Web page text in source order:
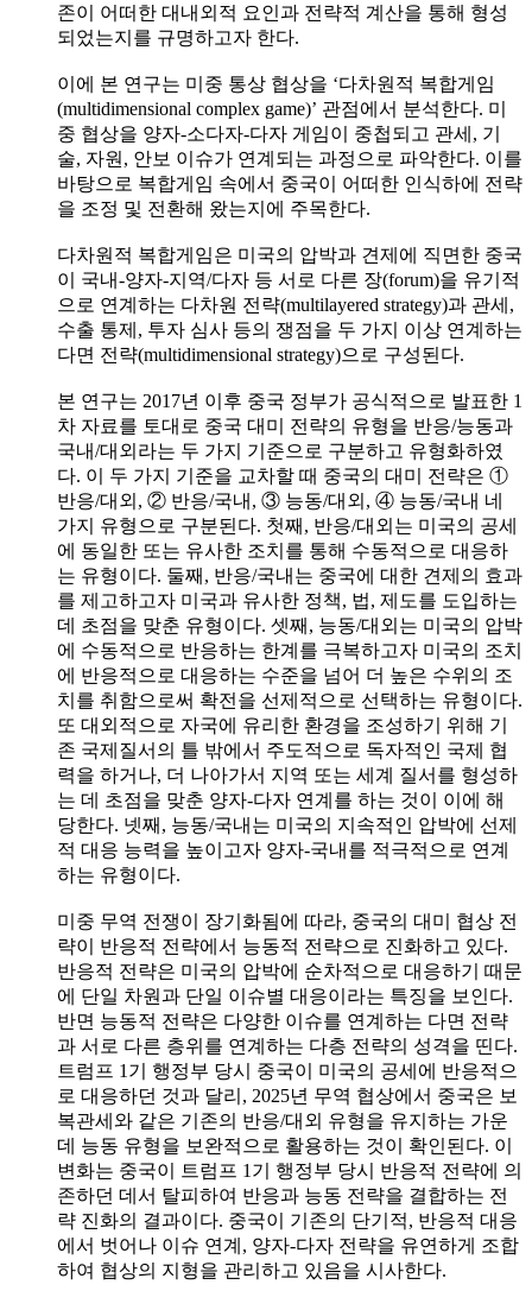
존이 어떠한 대내외적 요인과 전략적 계산을 통해 형성
되었는지를 규명하고자 한다.
이에 본 연구는 미중 통상 협상을 ‘다차원적 복합게임
(multidimensional complex game)’ 관점에서 분석한다. 미
중 협상을 양자-소다자-다자 게임이 중첩되고 관세, 기
술, 자원, 안보 이슈가 연계되는 과정으로 파악한다. 이를
바탕으로 복합게임 속에서 중국이 어떠한 인식하에 전략
을 조정 및 전환해 왔는지에 주목한다.
다차원적 복합게임은 미국의 압박과 견제에 직면한 중국
이 국내-양자-지역/다자 등 서로 다른 장(forum)을 유기적
으로 연계하는 다차원 전략(multilayered strategy)과 관세,
수출 통제, 투자 심사 등의 쟁점을 두 가지 이상 연계하는
다면 전략(multidimensional strategy)으로 구성된다.
본 연구는 2017년 이후 중국 정부가 공식적으로 발표한 1
차 자료를 토대로 중국 대미 전략의 유형을 반응/능동과
국내/대외라는 두 가지 기준으로 구분하고 유형화하였
다. 이 두 가지 기준을 교차할 때 중국의 대미 전략은 ①
반응/대외, ② 반응/국내, ③ 능동/대외, ④ 능동/국내 네
가지 유형으로 구분된다. 첫째, 반응/대외는 미국의 공세
에 동일한 또는 유사한 조치를 통해 수동적으로 대응하
는 유형이다. 둘째, 반응/국내는 중국에 대한 견제의 효과
를 제고하고자 미국과 유사한 정책, 법, 제도를 도입하는
데 초점을 맞춘 유형이다. 셋째, 능동/대외는 미국의 압박
에 수동적으로 반응하는 한계를 극복하고자 미국의 조치
에 반응적으로 대응하는 수준을 넘어 더 높은 수위의 조
치를 취함으로써 확전을 선제적으로 선택하는 유형이다.
또 대외적으로 자국에 유리한 환경을 조성하기 위해 기
존 국제질서의 틀 밖에서 주도적으로 독자적인 국제 협
력을 하거나, 더 나아가서 지역 또는 세계 질서를 형성하
는 데 초점을 맞춘 양자-다자 연계를 하는 것이 이에 해
당한다. 넷째, 능동/국내는 미국의 지속적인 압박에 선제
적 대응 능력을 높이고자 양자-국내를 적극적으로 연계
하는 유형이다.
미중 무역 전쟁이 장기화됨에 따라, 중국의 대미 협상 전
략이 반응적 전략에서 능동적 전략으로 진화하고 있다.
반응적 전략은 미국의 압박에 순차적으로 대응하기 때문
에 단일 차원과 단일 이슈별 대응이라는 특징을 보인다.
반면 능동적 전략은 다양한 이슈를 연계하는 다면 전략
과 서로 다른 층위를 연계하는 다층 전략의 성격을 띤다.
트럼프 1기 행정부 당시 중국이 미국의 공세에 반응적으
로 대응하던 것과 달리, 2025년 무역 협상에서 중국은 보
복관세와 같은 기존의 반응/대외 유형을 유지하는 가운
데 능동 유형을 보완적으로 활용하는 것이 확인된다. 이
변화는 중국이 트럼프 1기 행정부 당시 반응적 전략에 의
존하던 데서 탈피하여 반응과 능동 전략을 결합하는 전
략 진화의 결과이다. 중국이 기존의 단기적, 반응적 대응
에서 벗어나 이슈 연계, 양자-다자 전략을 유연하게 조합
하여 협상의 지형을 관리하고 있음을 시사한다.